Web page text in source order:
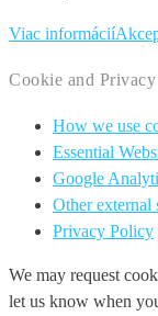
Viac informácií
Cookie and
How we use
Essential
Google
Other external
Privacy Policy
We may request
let us know when